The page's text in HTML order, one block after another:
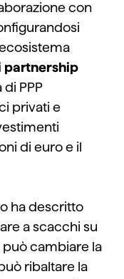
con
partnership
PPP
privati e
di euro e il
ha descritto
a scacchi su
può cambiare la
ribaltare la